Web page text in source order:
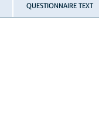
QUESTIONNAIRE TEXT